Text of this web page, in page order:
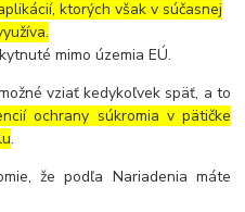
ktorých však v súčasnej
mimo územia EÚ.
vziať kedykoľvek späť, a to
ochrany súkromia v pätičke
.
že podľa Nariadenia máte